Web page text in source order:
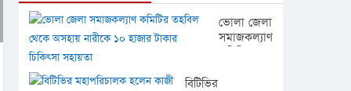
ভোলা জেলা
সমাজকল্যাণ
কমিটির
বিটিভির